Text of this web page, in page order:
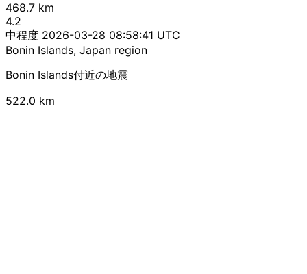
468.7 km
4.2
中程度 2026-03-28 08:58:41 UTC
Bonin Islands, Japan region
Bonin Islands付近の地震
522.0 km